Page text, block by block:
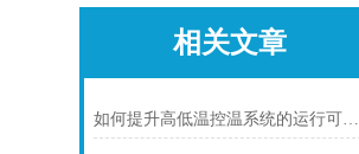
相关文章
如何提升高低温控温系统的运行可靠性